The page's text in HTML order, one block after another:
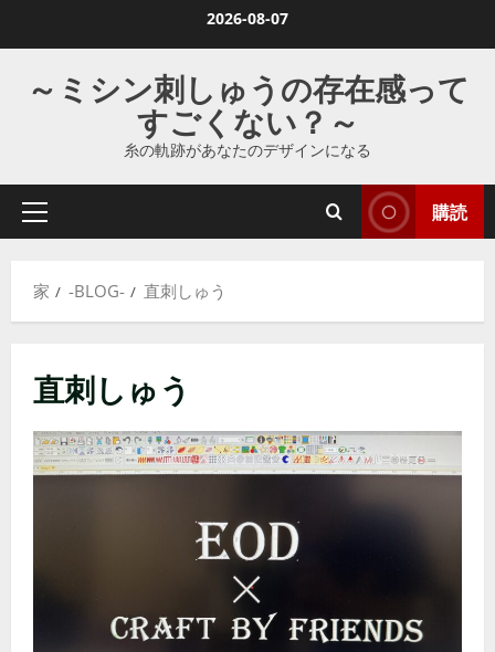
ン
ス
2026-08-07
～ミシン刺しゅうの存在感って
すごくない？～
糸の軌跡があなたのデザインになる
プ
イ
マ
ニ
ー
購読
家 -BLOG- 直刺しゅう
直刺しゅう